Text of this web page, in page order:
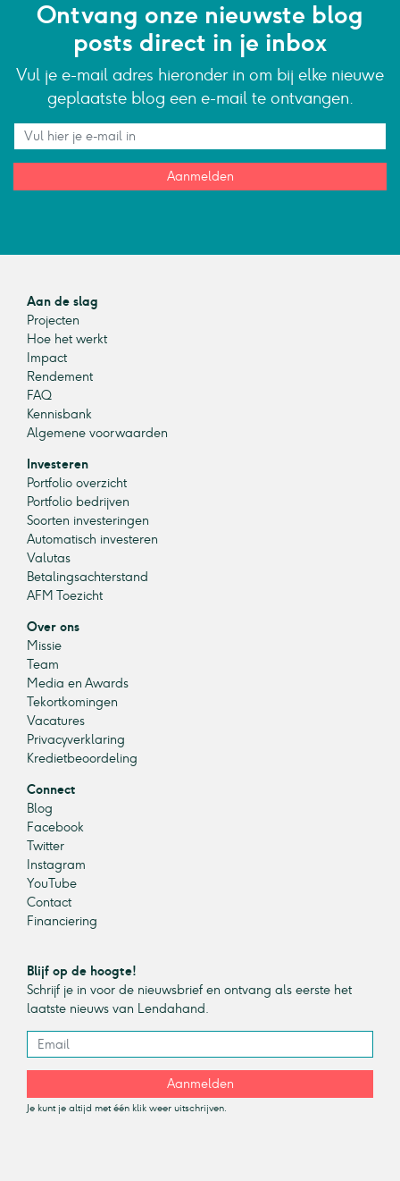
Ontvang onze nieuwste blog
posts direct in je inbox
Vul je e-mail adres hieronder in om bij elke nieuwe
geplaatste blog een e-mail te ontvangen.
Aanmelden
Aan de slag
Projecten
Hoe het werkt
Impact
Rendement
FAQ
Kennisbank
Algemene voorwaarden
Investeren
Portfolio overzicht
Portfolio bedrijven
Soorten investeringen
Automatisch investeren
Valutas
Betalingsachterstand
AFM Toezicht
Over ons
Missie
Team
Media en Awards
Tekortkomingen
Vacatures
Privacyverklaring
Kredietbeoordeling
Connect
Blog
Facebook
Twitter
Instagram
YouTube
Contact
Financiering
Blijf op de hoogte!
Schrijf je in voor de nieuwsbrief en ontvang als eerste het
laatste nieuws van Lendahand.
Aanmelden
Je kunt je altijd met één klik weer uitschrijven.